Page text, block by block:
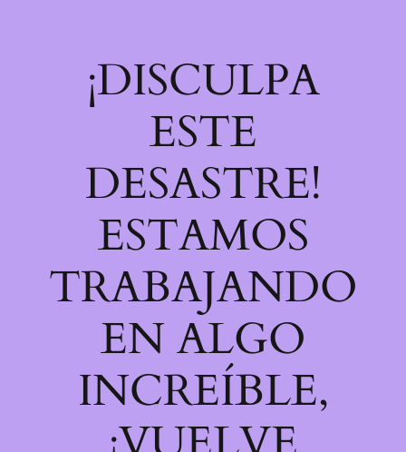
¡DISCULPA
ESTE
DESASTRE!
ESTAMOS
TRABAJANDO
EN ALGO
INCREÍBLE,